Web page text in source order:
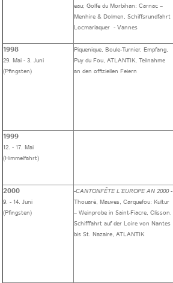
eau; Golfe du Morbihan: Carnac –
Menhire & Dolmen, Schiffsrundfahrt
Locmariaquer - Vannes
1998
29. Mai - 3. Juni
(Pfingsten)
Piquenique, Boule-Turnier, Empfang,
Puy du Fou, ATLANTIK, Teilnahme
an den offiziellen Feiern
1999
12. - 17. Mai
(Himmelfahrt)
2000
9. - 14. Juni
(Pfingsten)
-CANTONFÊTE L‘EUROPE AN 2000 -
Thouaré, Mauves, Carquefou: Kultur
– Weinprobe in Saint-Fiacre, Clisson,
Schifffahrt auf der Loire von Nantes
bis St. Nazaire, ATLANTIK